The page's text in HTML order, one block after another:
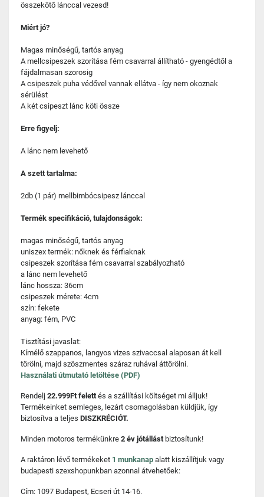
összekötő lánccal vezesd!
Miért jó?
Magas minőségű, tartós anyag
A mellcsipeszek szorítása fém csavarral állítható - gyengédtől a
fájdalmasan szorosig
A csipeszek puha védővel vannak ellátva - így nem okoznak
sérülést
A két csipeszt lánc köti össze
Erre figyelj:
A lánc nem levehető
A szett tartalma:
2db (1 pár) mellbimbócsipesz lánccal
Termék specifikáció, tulajdonságok:
magas minőségű, tartós anyag
uniszex termék: nőknek és férfiaknak
csipeszek szorítása fém csavarral szabályozható
a lánc nem levehető
lánc hossza: 36cm
csipeszek mérete: 4cm
szín: fekete
anyag: fém, PVC
Tisztítási javaslat:
Kímélő szappanos, langyos vizes szivaccsal alaposan át kell
törölni, majd szöszmentes száraz ruhával áttörölni.
Használati útmutató letöltése (PDF)
Rendelj 22.999Ft felettés a szállítási költséget mi álljuk!
Termékeinket semleges, lezárt csomagolásban küldjük, így
biztosítva a teljes DISZKRÉCIÓT.
Minden motoros termékünkre 2 év jótállást biztosítunk!
A raktáron lévő termékeket 1 munkanap alatt kiszállítjuk vagy
budapesti szexshopunkban azonnal átvehetőek:
Cím: 1097 Budapest, Ecseri út 14-16.